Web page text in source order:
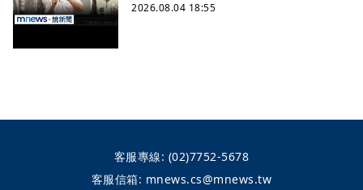
2026.08.04 18:55
客服專線: (02)7752-5678
客服信箱: mnews.cs@mnews.tw